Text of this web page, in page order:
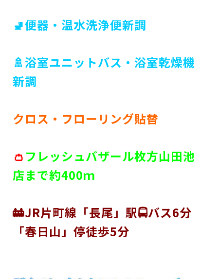
🚽便器・温水洗浄便新調
🚿浴室ユニットバス・浴室乾燥機
新調
クロス・フローリング貼替
👛 フレッシュバザール枚方山田池
店まで約400ｍ
🚋JR片町線「長尾」駅🚍バス6分
「春日山」停徒歩5分